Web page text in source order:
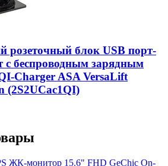
розеточный блок USB порт-
c беспроводным зарядным
Charger ASA VersaLift
(2S2UCaс1QI)